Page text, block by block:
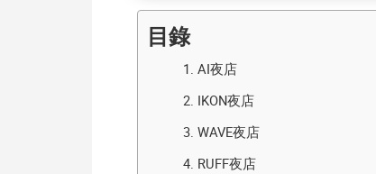
目錄
1. AI夜店
2. IKON夜店
3. WAVE夜店
4. RUFF夜店